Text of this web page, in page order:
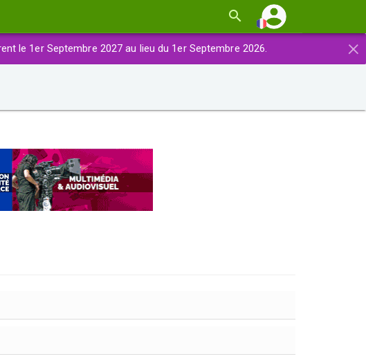
×
le 1er Septembre 2027 au lieu du 1er Septembre 2026.